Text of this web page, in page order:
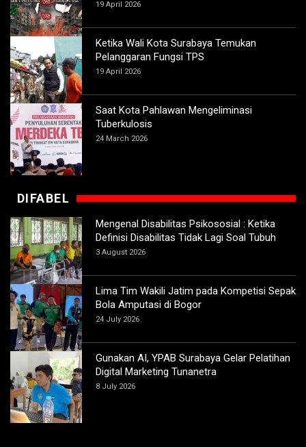
19 April 2026
Ketika Wali Kota Surabaya Temukan
Pelanggaran Fungsi TPS
19 April 2026
Saat Kota Pahlawan Mengeliminasi
Tuberkulosis
24 March 2026
DIFABEL
Mengenal Disabilitas Psikososial : Ketika
Definisi Disabilitas Tidak Lagi Soal Tubuh
3 August 2026
Lima Tim Wakili Jatim pada Kompetisi Sepak
Bola Amputasi di Bogor
24 July 2026
Gunakan AI, YPAB Surabaya Gelar Pelatihan
Digital Marketing Tunanetra
8 July 2026